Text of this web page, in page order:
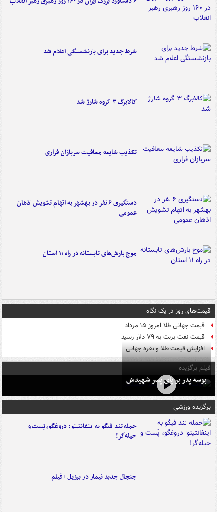
شرط جدید برای بازنشستگی اعلام شد
کالابرگ ۳ گروه شارژ شد
تکذیب شایعه معافیت سربازان فراری
دستگیری ۶ نفر در بهشهر به اتهام تشویش اذهان
عمومی
موج بارش‌های تابستانه در راه ۱۱ استان
قیمت‌های روز در یک نگاه
قیمت جهانی طلا امروز ۱۵ مرداد
قیمت نفت برنت به ۷۹ دلار رسید
افزایش قیمت طلا و نقره جهانی
فیلم برگزیده
بوسه‌ پدر بر پای پسر شهیدش
برگزیده ورزشی
حمله تند فیگو به اینفانتینو: دروغگو، پَست‌ و
حیله‌گر!
جنجال جدید نیمار در برزیل +فیلم